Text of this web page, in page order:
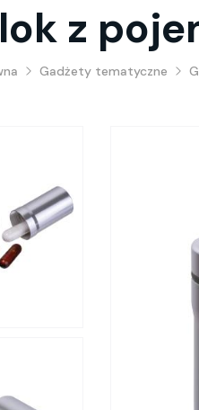
z
Gadżety tematyczne